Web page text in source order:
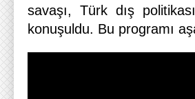
savaşı, Türk dış
konuşuldu. Bu programı